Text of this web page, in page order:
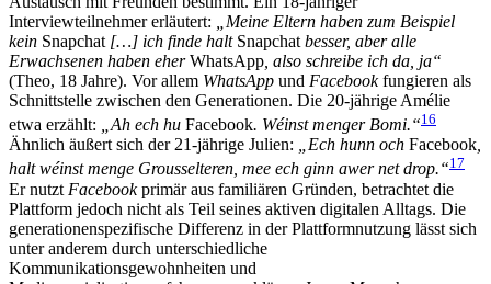
Interviewteilnehmer erläutert:
„Meine Eltern haben zum Beispiel
kein Snapchat […] ich finde halt Snapchat besser, aber alle
Erwachsenen haben eherWhatsApp , also schreibe ich da, ja“
(Theo, 18 Jahre). Vor allem WhatsApp und Facebookfungieren als
Schnittstelle zwischen den Generationen. Die 20-jährige Amélie
etwa erzählt:
„Ah ech hu Facebook. Wéinst menger Bomi.“16
Ähnlich äußert sich der 21-jährige Julien: „Ech hunn och Facebook
halt wéinst menge Grousselteren, mee ech ginn awer net drop.“17
Er nutzt Facebookprimär aus familiären Gründen, betrachtet die
Plattform jedoch nicht als Teil seines aktiven digitalen Alltags. Die
generationenspezifische Differenz in der Plattformnutzung lässt sich
unter anderem durch unterschiedliche
Kommunikationsgewohnheiten und